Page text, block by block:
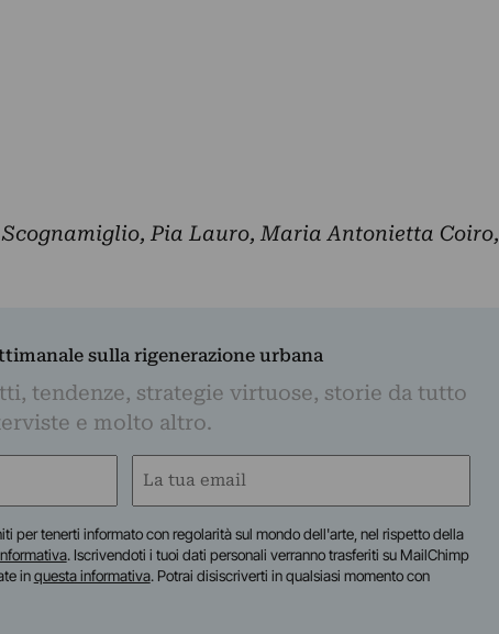
Pia Lauro, Maria Antonietta Coiro,
sulla rigenerazione urbana
tendenze, strategie virtuose, storie da tutto
e molto altro.
Email
per tenerti informato con regolarità sul mondo dell'arte, nel rispetto della
. Iscrivendoti i tuoi dati personali verranno trasferiti su MailChimp
inquesta informativa. Potrai disiscriverti in qualsiasi momento con